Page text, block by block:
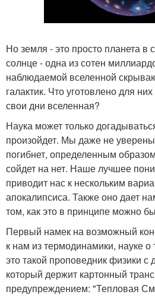
Но земля - это просто планета в
солнце - одна из сотен
наблюдаемой вселенной
галактик. Что уготовлено для
свои дни вселенная?
Наука может только
произойдет. Мы даже не
погибнет, определенным
сойдет на нет. Наше лучшее
приводит нас к нескольким
апокалипсиса. Также оно дает
том, как это в принципе можно
Первый намек на возможный
к нам из термодинамики, науке
это такой проповедник физики с
который держит картонный
предупреждением: "Тепловая